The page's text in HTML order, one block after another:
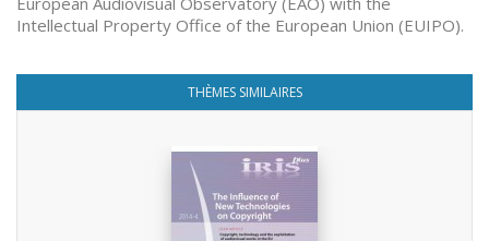
Intellectual Property Office of the European Union (EUIPO).
THÈMES SIMILAIRES